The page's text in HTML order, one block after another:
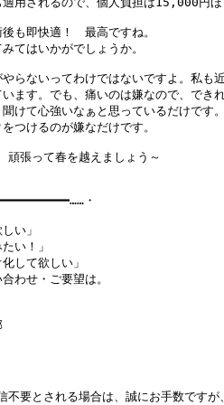
も即快適！　最高ですね。
てはいかがでしょうか。
らないってわけではないですよ。私も
ます。でも、痛いのは嫌なので、でき
けて心強いなぁと思っているだけです
つけるのが嫌なだけです。
頑張って春を越えましょう～
・
い」
い！」
して欲しい」
わせ・ご要望は。
要とされる場合は、誠にお手数ですが